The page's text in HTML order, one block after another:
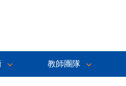
教師團隊